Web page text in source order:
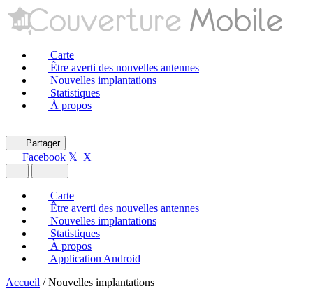
Carte
Être averti des nouvelles antennes
Nouvelles implantations
Statistiques
À propos
Partager
Facebook 𝕏 X
Carte
Être averti des nouvelles antennes
Nouvelles implantations
Statistiques
À propos
Application Android
Accueil / Nouvelles implantations